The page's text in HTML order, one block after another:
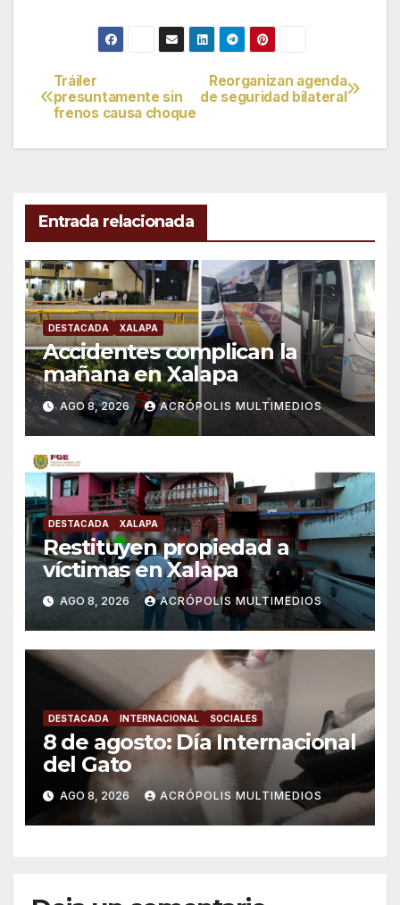
Navegación
de
Reorganizan agenda
de seguridad bilateral
Tráiler
presuntamente sin
frenos causa choque
Entrada relacionada
DESTACADA XALAPA
Accidentes complican la
mañana en Xalapa
AGO 8, 2026 ACRÓPOLIS MULTIMEDIOS
DESTACADA XALAPA
Restituyen propiedad a
víctimas en Xalapa
AGO 8, 2026 ACRÓPOLIS MULTIMEDIOS
DESTACADA INTERNACIONAL SOCIALES
8 de agosto: Día Internacional
del Gato
AGO 8, 2026 ACRÓPOLIS MULTIMEDIOS